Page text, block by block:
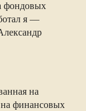
фондовых
я —
на
финансовых